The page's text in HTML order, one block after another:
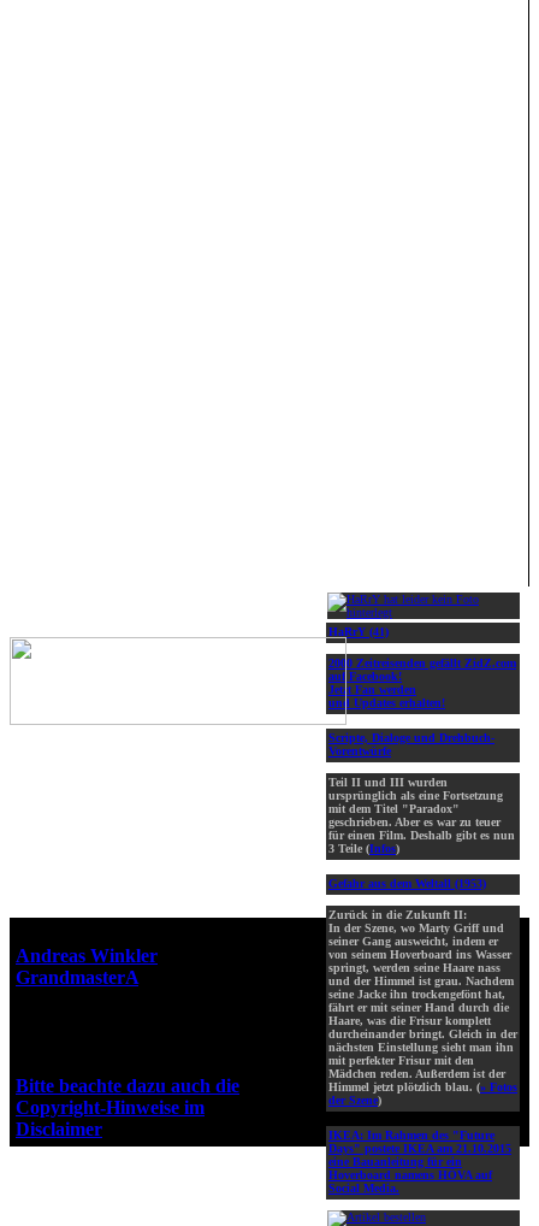
HaRrY (41)
2000 Zeitreisenden gefällt ZidZ.com
auf Facebook!
Jetzt Fan werden
und Updates erhalten!
Scripte, Dialoge und Drehbuch-
Vorentwürfe
Teil II und III wurden
ursprünglich als eine Fortsetzung
mit dem Titel "Paradox"
geschrieben. Aber es war zu teuer
für einen Film. Deshalb gibt es nun
3 Teile (Infos)
Gefahr aus dem Weltall (1953)
Zurück in die Zukunft II:
In der Szene, wo Marty Griff und
seiner Gang ausweicht, indem er
von seinem Hoverboard ins Wasser
springt, werden seine Haare nass
und der Himmel ist grau. Nachdem
seine Jacke ihn trockengefönt hat,
fährt er mit seiner Hand durch die
Haare, was die Frisur komplett
durcheinander bringt. Gleich in der
nächsten Einstellung sieht man ihn
mit perfekter Frisur mit den
Mädchen reden. Außerdem ist der
Himmel jetzt plötzlich blau. (» Fotos
der Szene)
IKEA: Im Rahmen des "Future
Days" postete IKEA am 21.10.2015
eine Bauanleitung für ein
Hoverboard namens HÖVA auf
Social Media.
Andreas Winkler
GrandmasterA
Bitte beachte dazu auch die
Copyright-Hinweise im
Disclaimer